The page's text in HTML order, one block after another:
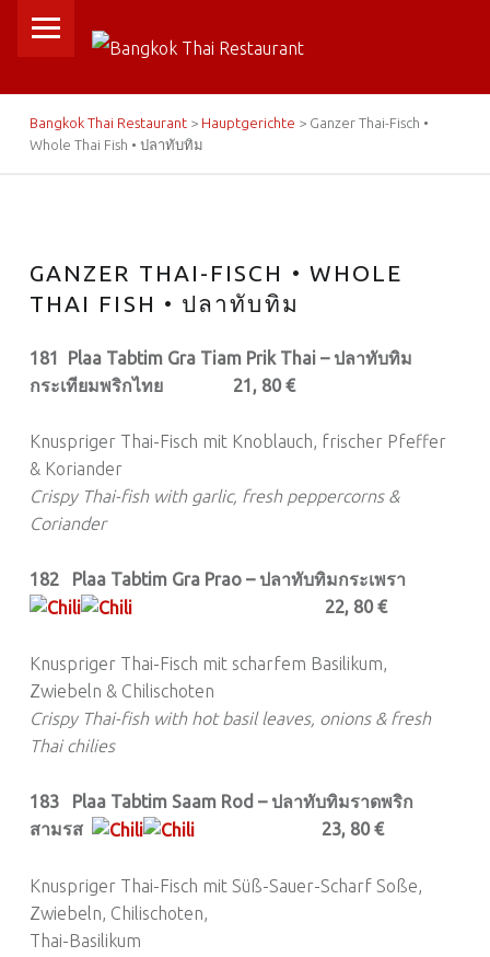
B
N
G
T
I
E
T
U
R
N
BREADCRUMBS NAVIGATION
Bangkok Thai Restaurant> Hauptgerichte > Ganzer Thai-Fisch •
Whole Thai Fish • ปลาทับทิม
GANZER THAI-FISCH • WHOLE
THAI FISH • ปลาทับทิม
181 Plaa Tabtim Gra Tiam Prik Thai – ปลาทับทิม
กระเทียมพริกไทย 21, 80 €
Knuspriger Thai-Fisch mit Knoblauch, frischer Pfeffer
& Koriander
Crispy Thai-fish with garlic, fresh peppercorns &
Coriander
182 Plaa Tabtim Gra Prao – ปลาทับทิมกระเพรา
22, 80 €
Knuspriger Thai-Fisch mit scharfem Basilikum,
Zwiebeln & Chilischoten
Crispy Thai-fish with hot basil leaves, onions & fresh
Thai chilies
183 Plaa Tabtim Saam Rod – ปลาทับทิมราดพริก
สามรส
23, 80 €
Knuspriger Thai-Fisch mit Süß-Sauer-Scharf Soße,
Zwiebeln, Chilischoten,
Thai-Basilikum